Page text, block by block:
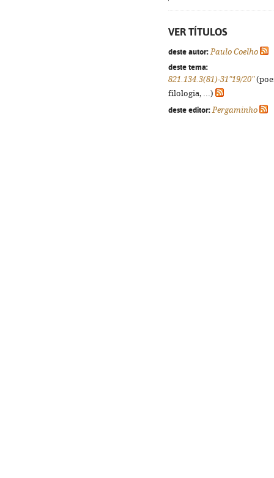
VER TÍTULOS
deste autor: Paulo Coelho
deste tema:
821.134.3(81)-31"19/20"
filologia, ...)
deste editor: Pergaminho